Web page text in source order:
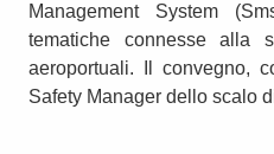
Management System
tematiche connesse alla
aeroportuali. Il convegno,
Safety Manager dello scalo